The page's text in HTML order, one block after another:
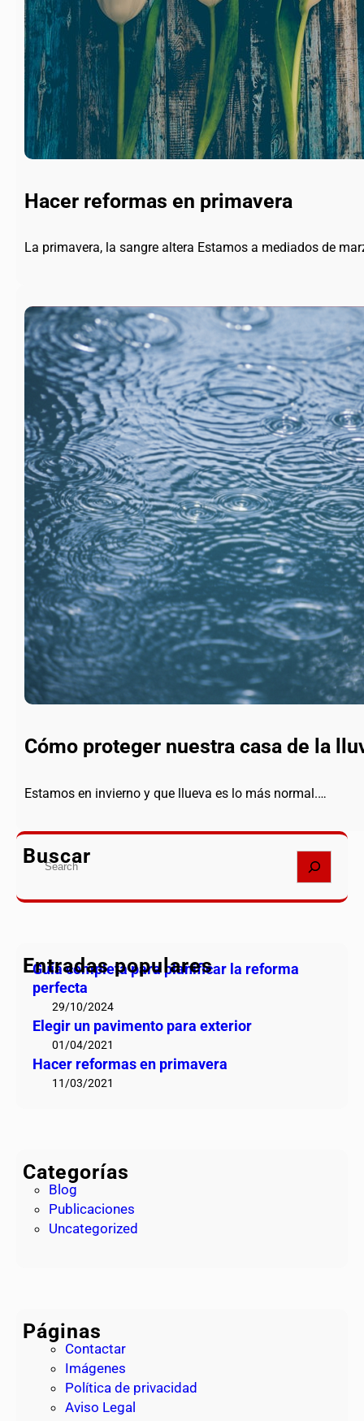
Hacer reformas en primavera
La primavera, la sangre altera Estamos a mediados de
Cómo proteger nuestra casa de la
Estamos en invierno y que llueva es lo más normal.…
Buscar
S
a
h
Entradas populares
Guía completa para planificar la reforma
perfecta
29/10/2024
Elegir un pavimento para exterior
01/04/2021
Hacer reformas en primavera
11/03/2021
Categorías
Blog
Publicaciones
Uncategorized
Páginas
Contactar
Imágenes
Política de privacidad
Aviso Legal